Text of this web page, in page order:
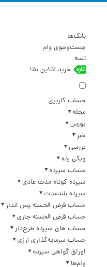
بانک‌ها
جست‌وجوی وام
تسه
خرید آنلاین طلا
حساب کاربری
مجله
بورس
خبر
بررسی
ویکی رده
حساب سپرده
سپرده کوتاه مدت عادی
سپرده بلندمدت
حساب قرض الحسنه پس انداز
حساب قرض الحسنه جاری
حساب های سپرده طرح‌دار
حساب سرمایه‌گذاری ارزی
اوراق گواهی سپرده
وام‌ها